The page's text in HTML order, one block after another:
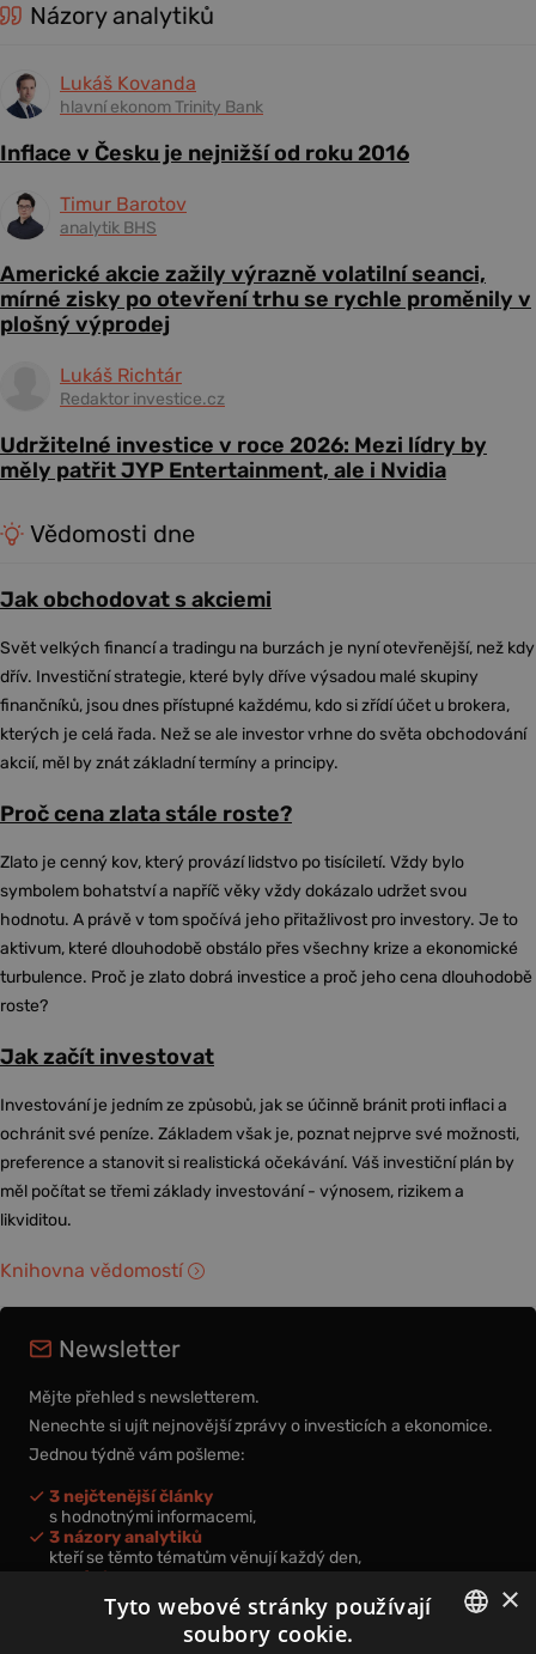
Názory analytiků
Lukáš Kovanda
hlavní ekonom Trinity Bank
Inflace v Česku je nejnižší od roku 2016
Timur Barotov
analytik BHS
Americké akcie zažily výrazně volatilní seanci,
mírné zisky po otevření trhu se rychle proměnily v
plošný výprodej
Lukáš Richtár
Redaktor investice.cz
Udržitelné investice v roce 2026: Mezi lídry by
měly patřit JYP Entertainment, ale i Nvidia
Vědomosti dne
Jak obchodovat s akciemi
Svět velkých financí a tradingu na burzách je nyní otevřenější, než kdy
dřív. Investiční strategie, které byly dříve výsadou malé skupiny
finančníků, jsou dnes přístupné každému, kdo si zřídí účet u brokera,
kterých je celá řada. Než se ale investor vrhne do světa obchodování
akcií, měl by znát základní termíny a principy.
Proč cena zlata stále roste?
Zlato je cenný kov, který provází lidstvo po tisíciletí. Vždy bylo
symbolem bohatství a napříč věky vždy dokázalo udržet svou
hodnotu. A právě v tom spočívá jeho přitažlivost pro investory. Je to
aktivum, které dlouhodobě obstálo přes všechny krize a ekonomické
turbulence. Proč je zlato dobrá investice a proč jeho cena dlouhodobě
roste?
Jak začít investovat
Investování je jedním ze způsobů, jak se účinně bránit proti inflaci a
ochránit své peníze. Základem však je, poznat nejprve své možnosti,
preference a stanovit si realistická očekávání. Váš investiční plán by
měl počítat se třemi základy investování - výnosem, rizikem a
likviditou.
Knihovna vědomostí
Newsletter
Mějte přehled s newsletterem.
Nenechte si ujít nejnovější zprávy o investicích a ekonomice.
Jednou týdně vám pošleme:
3 nejčtenější články
s hodnotnými informacemi,
3 názory analytiků
kteří se těmto tématům věnují každý den,
nová videa a podcasty
k prohloubení vašich znalostí.
×
Tyto webové stránky používají
soubory cookie.